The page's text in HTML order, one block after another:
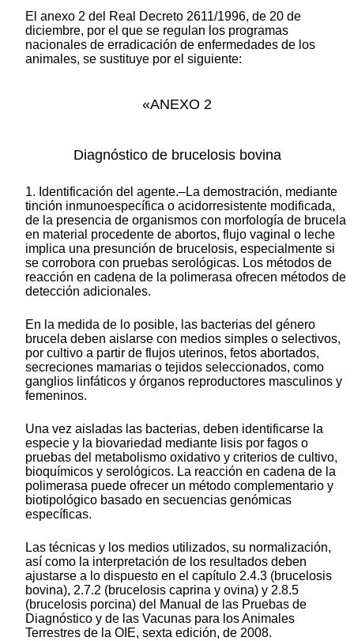
El anexo 2 del Real Decreto 2611/1996, de 20 de
diciembre, por el que se regulan los programas
nacionales de erradicación de enfermedades de los
animales, se sustituye por el siguiente:
«ANEXO 2
Diagnóstico de brucelosis bovina
1. Identificación del agente.–La demostración, mediante
tinción inmunoespecífica o acidorresistente modificada,
de la presencia de organismos con morfología de brucela
en material procedente de abortos, flujo vaginal o leche
implica una presunción de brucelosis, especialmente si
se corrobora con pruebas serológicas. Los métodos de
reacción en cadena de la polimerasa ofrecen métodos de
detección adicionales.
En la medida de lo posible, las bacterias del género
brucela deben aislarse con medios simples o selectivos,
por cultivo a partir de flujos uterinos, fetos abortados,
secreciones mamarias o tejidos seleccionados, como
ganglios linfáticos y órganos reproductores masculinos y
femeninos.
Una vez aisladas las bacterias, deben identificarse la
especie y la biovariedad mediante lisis por fagos o
pruebas del metabolismo oxidativo y criterios de cultivo,
bioquímicos y serológicos. La reacción en cadena de la
polimerasa puede ofrecer un método complementario y
biotipológico basado en secuencias genómicas
específicas.
Las técnicas y los medios utilizados, su normalización,
así como la interpretación de los resultados deben
ajustarse a lo dispuesto en el capítulo 2.4.3 (brucelosis
bovina), 2.7.2 (brucelosis caprina y ovina) y 2.8.5
(brucelosis porcina) del Manual de las Pruebas de
Diagnóstico y de las Vacunas para los Animales
Terrestres de la OIE, sexta edición, de 2008.